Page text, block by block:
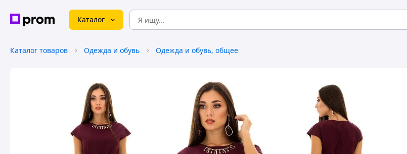
Каталог
Каталог товаров Одежда и обувь Одежда и обувь, общее